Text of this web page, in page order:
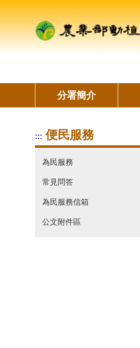
分署簡介
::: 便民服務
為民服務
常見問答
為民服務信箱
公文附件區